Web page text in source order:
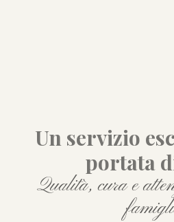
Un servizio
portata
Qualità, cura e